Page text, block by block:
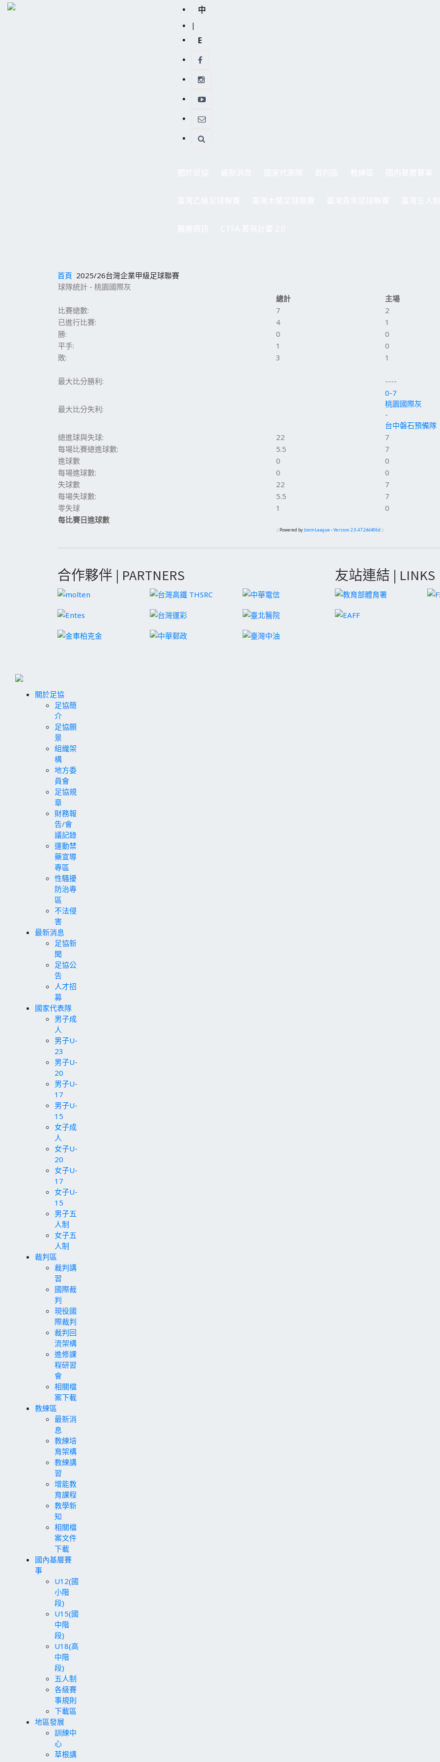
中
|
E
首頁 2025/26台灣企業甲級足球聯賽
球隊統計 - 桃園國際灰
總計
主場
比賽總數:
7 2
已進行比賽:
4 1
勝:
0 0
平手:
1 0
敗:
3 1
最大比分勝利: ----
最大比分失利:
0-7
桃園國際灰
-
台中磐石預備隊
總進球與失球:
22 7
每場比賽總進球數:
5.5 7
進球數
0 0
每場進球數:
0 0
失球數
22 7
每場失球數:
5.5 7
零失球
1 0
每比賽日進球數
:: Powered by JoomLeague -Version 2.0.47.2dd406d ::
合作夥伴 | PARTNERS 友站連結 | LINKS
關於足協
足協簡
介
足協願
景
組織架
構
地方委
員會
足協規
章
財務報
告/會
議記錄
運動禁
藥宣導
專區
性騷擾
防治專
區
不法侵
害
最新消息
足協新
聞
足協公
告
人才招
募
國家代表隊
男子成
人
男子U-
23
男子U-
20
男子U-
17
男子U-
15
女子成
人
女子U-
20
女子U-
17
女子U-
15
男子五
人制
女子五
人制
裁判區
裁判講
習
國際裁
判
現役國
際裁判
裁判回
流架構
進修課
程研習
會
相關檔
案下載
教練區
最新消
息
教練培
育架構
教練講
習
增能教
育課程
教學新
知
相關檔
案文件
下載
國內基層賽
事
U12(國
小階
段)
U15(國
中階
段)
U18(高
中階
段)
五人制
各級賽
事規則
下載區
地區發展
訓練中
心
草根講